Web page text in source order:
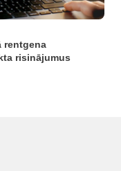
rentgena
risinājumus